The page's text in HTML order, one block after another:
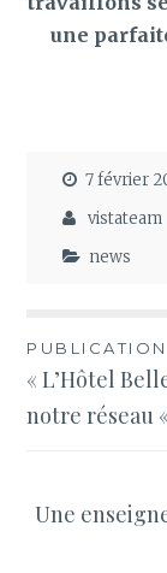
une
7 février
vistateam
news
de
« L’Hôtel
notre réseau
Une